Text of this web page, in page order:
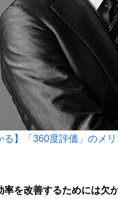
】「360度評価」のメ
率を改善するためには欠